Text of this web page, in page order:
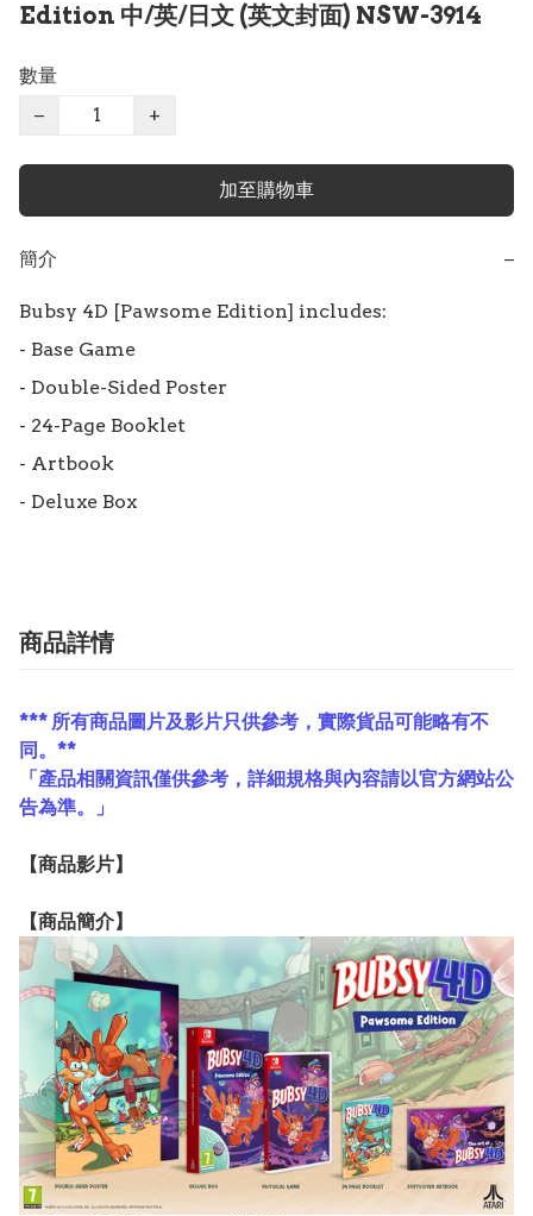
Edition 中/英/日文 (英文封面) NSW-3914
數量
−
+
加至購物車
簡介 −
Bubsy 4D [Pawsome Edition] includes:
- Base Game
- Double-Sided Poster
- 24-Page Booklet
- Artbook
- Deluxe Box
商品詳情
*** 所有商品圖片及影片只供參考，實際貨品可能略有不
同。**
「產品相關資訊僅供參考，詳細規格與內容請以官方網站公
告為準。」
【商品影片】
【商品簡介】